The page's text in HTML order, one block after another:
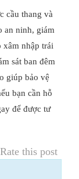
cầu thang và
an ninh, giám
xâm nhập trái
sát ban đêm
giúp bảo vệ
bạn cần hỗ
để được tư
Rate this post